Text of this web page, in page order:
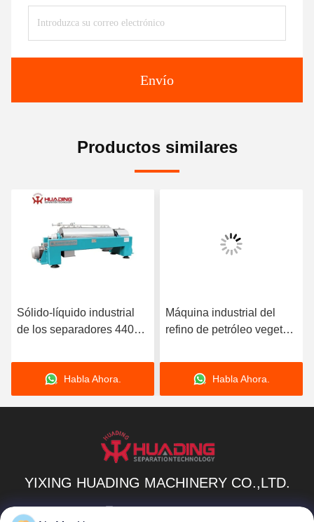
Envío
Productos similares
Sólido-líquido industrial
de los separadores 440V
jarra de LW
Habla Ahora.
Máquina industrial del
refino de petróleo vegetal
90KW de la jarra de
Pharma
Habla Ahora.
YIXING HUADING MACHINERY CO.,LTD.
info@yxhuading.com